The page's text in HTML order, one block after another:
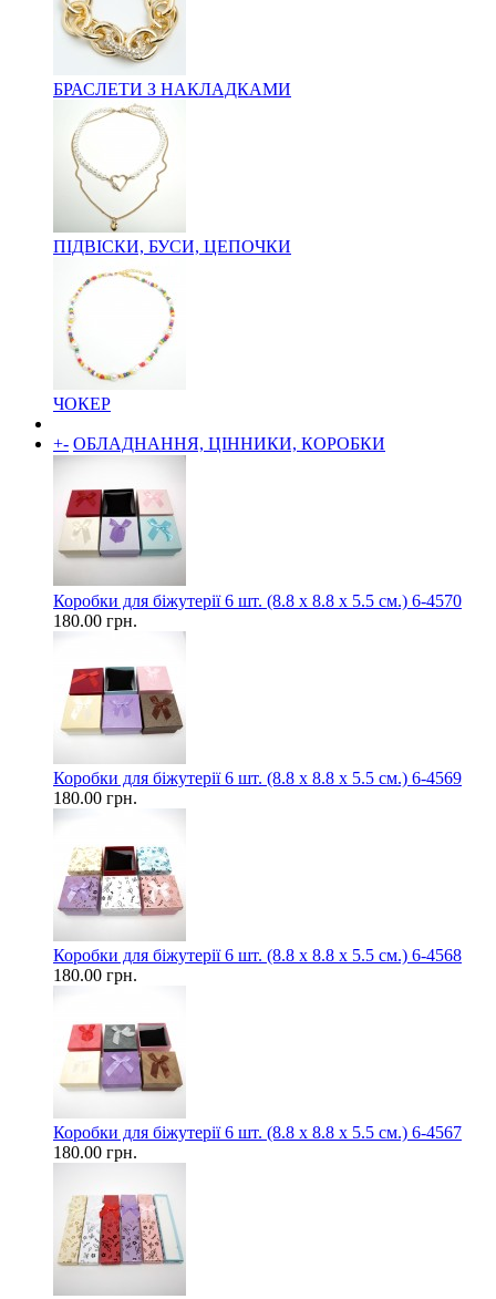
БРАСЛЕТИ З НАКЛАДКАМИ
ПІДВІСКИ, БУСИ, ЦЕПОЧКИ
ЧОКЕР
+- ОБЛАДНАННЯ, ЦІННИКИ, КОРОБКИ
Коробки для біжутерії 6 шт. (8.8 х 8.8 х 5.5 см.) 6-4570
180.00 грн.
Коробки для біжутерії 6 шт. (8.8 х 8.8 х 5.5 см.) 6-4569
180.00 грн.
Коробки для біжутерії 6 шт. (8.8 х 8.8 х 5.5 см.) 6-4568
180.00 грн.
Коробки для біжутерії 6 шт. (8.8 х 8.8 х 5.5 см.) 6-4567
180.00 грн.